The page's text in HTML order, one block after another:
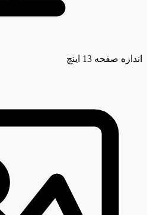
اندازه صفحه 13 اینچ